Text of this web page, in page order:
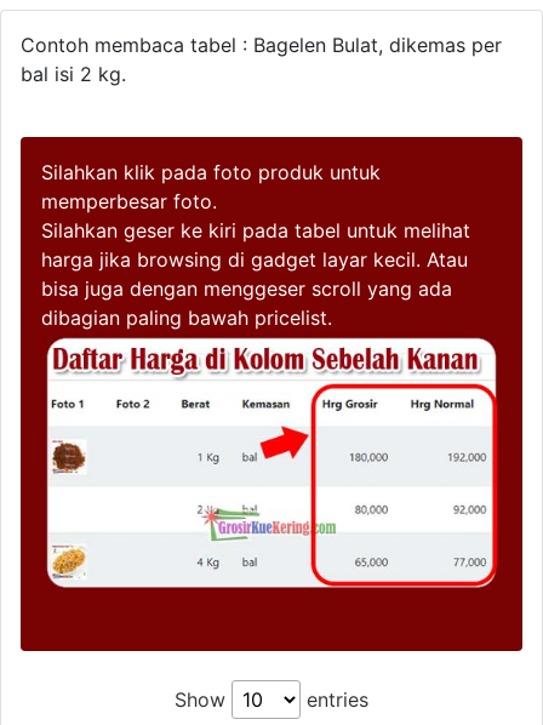
Contoh membaca tabel : Bagelen Bulat, dikemas per
bal isi 2 kg.
Silahkan klik pada foto produk untuk
memperbesar foto.
Silahkan geser ke kiri pada tabel untuk melihat
harga jika browsing di gadget layar kecil. Atau
bisa juga dengan menggeser scroll yang ada
dibagian paling bawah pricelist.
Show entries